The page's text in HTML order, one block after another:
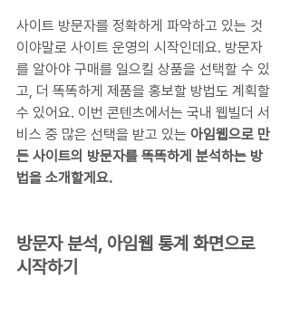
사이트 방문자를 정확하게 파악하고 있는 것
이야말로 사이트 운영의 시작인데요. 방문자
를 알아야 구매를 일으킬 상품을 선택할 수 있
고, 더 똑똑하게 제품을 홍보할 방법도 계획할
수 있어요. 이번 콘텐츠에서는 국내 웹빌더 서
비스 중 많은 선택을 받고 있는 아임웹으로 만
든 사이트의 방문자를 똑똑하게 분석하는 방
법을 소개할게요.
방문자 분석, 아임웹 통계 화면으로
시작하기